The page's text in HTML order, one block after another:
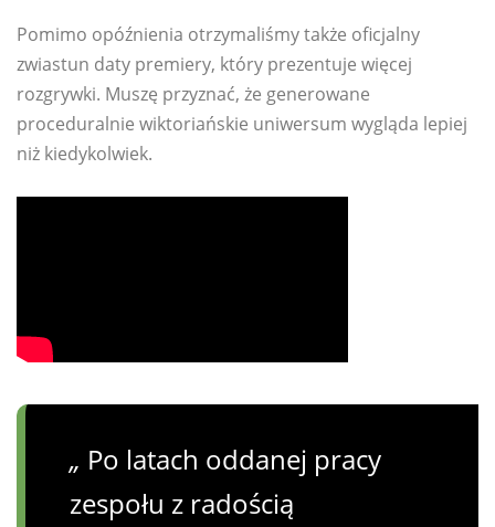
Pomimo opóźnienia otrzymaliśmy także oficjalny
zwiastun daty premiery, który prezentuje więcej
rozgrywki. Muszę przyznać, że generowane
proceduralnie wiktoriańskie uniwersum wygląda lepiej
niż kiedykolwiek.
„ Po latach oddanej pracy
zespołu z radością